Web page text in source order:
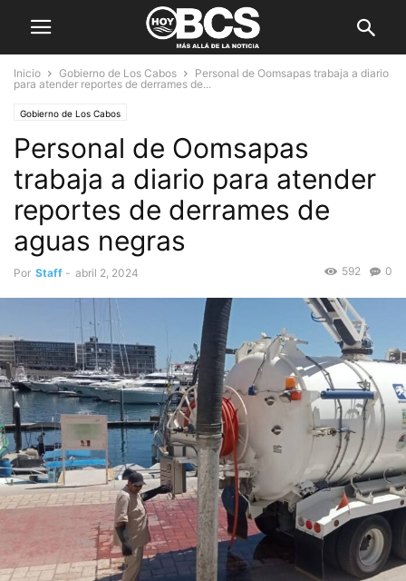
Inicio Gobierno de Los Cabos
Personal de Oomsapas trabaja a diario
para atender reportes de derrames de...
Gobierno de Los Cabos
Personal de Oomsapas
trabaja a diario para atender
reportes de derrames de
aguas negras
Por Staff - abril 2, 2024 0
592